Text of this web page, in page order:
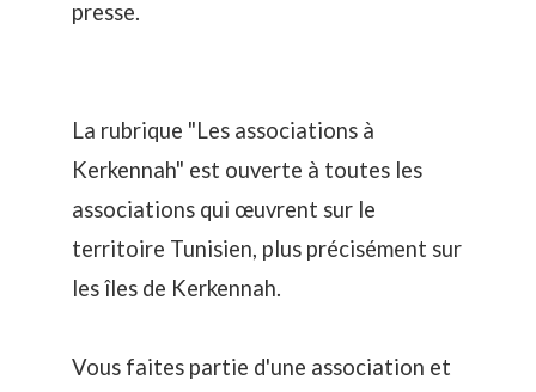
presse.
La rubrique "Les associations à
Kerkennah" est ouverte à toutes les
associations qui œuvrent sur le
territoire Tunisien, plus précisément sur
les îles de Kerkennah.
Vous faites partie d'une association et